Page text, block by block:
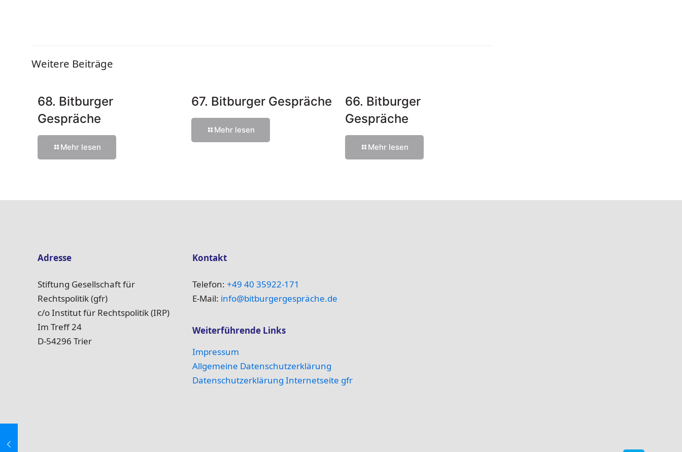
Weitere Beiträge
68. Bitburger
Gespräche
Mehr lesen
67. Bitburger Gespräche
Mehr lesen
66. Bitburger
Gespräche
Mehr lesen
Adresse
Stiftung Gesellschaft für
Rechtspolitik (gfr)
c/o Institut für Rechtspolitik (IRP)
Im Treff 24
D-54296 Trier
Kontakt
Telefon: +49 40 35922-171
E-Mail: info@bitburgergespräche.de
Weiterführende Links
Impressum
Allgemeine Datenschutzerklärung
Datenschutzerklärung Internetseite gfr